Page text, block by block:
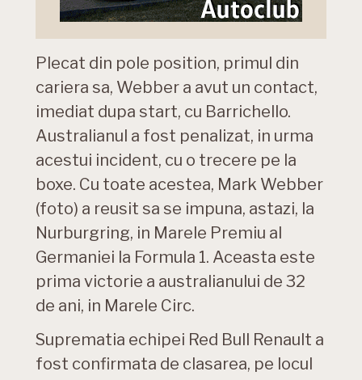
Plecat din pole position, primul din
cariera sa, Webber a avut un contact,
imediat dupa start, cu Barrichello.
Australianul a fost penalizat, in urma
acestui incident, cu o trecere pe la
boxe. Cu toate acestea, Mark Webber
(foto) a reusit sa se impuna, astazi, la
Nurburgring, in Marele Premiu al
Germaniei la Formula 1. Aceasta este
prima victorie a australianului de 32
de ani, in Marele Circ.
Suprematia echipei Red Bull Renault a
fost confirmata de clasarea, pe locul